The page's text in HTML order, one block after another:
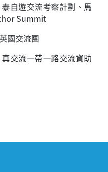
自遊交流考察計劃、馬
Summit
國交流團
交流一帶一路交流資助